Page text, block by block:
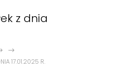
z dnia
17.01.2025 R.